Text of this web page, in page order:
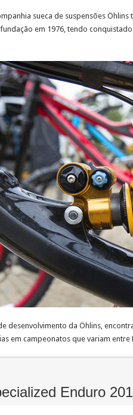
sueca de suspensões
em 1976, tendo
desenvolvimento da Öhlins,
em campeonatos que variam entre
Enduro